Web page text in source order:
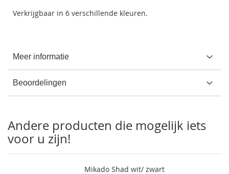
Verkrijgbaar in 6 verschillende kleuren.
Meer informatie
Beoordelingen
Andere producten die mogelijk iets
voor u zijn!
Mikado Shad wit/ zwart